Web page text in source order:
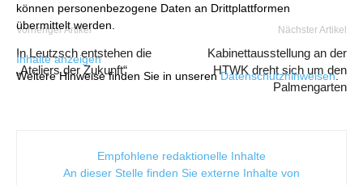
können personenbezogene Daten an Drittplattformen
übermittelt werden.
Inhalte anzeigen
Weitere Hinweise finden Sie in unserenDatenschutzhinweisen.
Vorheriger Artikel
In Leutzsch entstehen die
„Ateliers der Zukunft“
Nächster Artikel
Kabinettausstellung an der
HTWK dreht sich um den
Palmengarten
Empfohlene redaktionelle Inhalte
An dieser Stelle finden Sie externe Inhalte von